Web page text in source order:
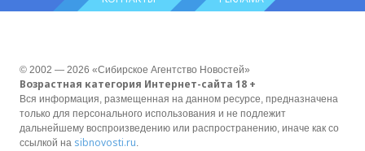
© 2002 — 2026 «Сибирское Агентство Новостей»
Возрастная категория Интернет-сайта 18 +
Вся информация, размещенная на данном ресурсе, предназначена
только для персонального использования и не подлежит
дальнейшему воспроизведению или распространению, иначе как со
ссылкой на sibnovosti.ru.